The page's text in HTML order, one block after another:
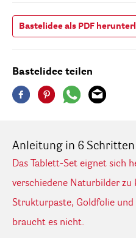
Bastelidee als PDF
Bastelidee teilen
Anleitung in 6 Schritten
Das Tablett-Set eignet sich
verschiedene Naturbilder
Strukturpaste, Goldfolie
braucht es nicht.